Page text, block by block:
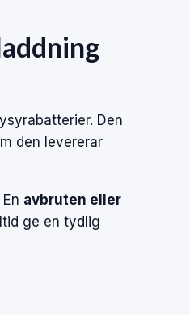
Den
den levererar
avbruten eller
ge en tydlig